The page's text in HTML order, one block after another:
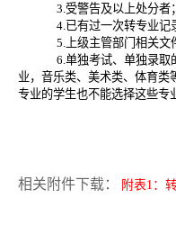
3.受警告及以上处分者；
4.已有过一次转专业记
5.上级主管部门相关文
6.单独考试、单独录取
业，音乐类、美术类、体育类
专业的学生也不能选择这些专
相关附件下载： 附表1：